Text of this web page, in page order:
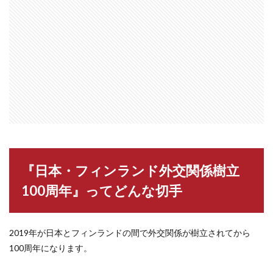
『日本・フィンランド外交関係樹立
100周年』ってどんな切手
2019年が日本とフィンランドの間で外交関係が樹立されてから
100周年になります。